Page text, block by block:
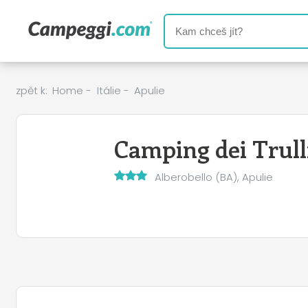
zpět k: Home - Itálie - Apulie
Camping dei
Alberobello (BA), Apulie